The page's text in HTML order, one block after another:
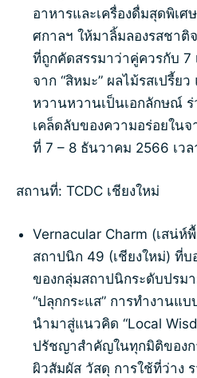
อาหารและเครื่องดื่มสุดพิเศ
ศกาลฯ ให้มาลิ้มลองรสชาติ
ที่ถูกคัดสรรมาว่าคู่ควรกับ 7
จาก “สิหมะ” ผลไม้รสเปรี้ย
หวานหวานเป็นเอกลักษณ์
เคล็ดลับของความอร่อยใน
ที่ 7 – 8 ธันวาคม 2566 เว
สถานที่: TCDC เชียงใหม่
Vernacular Charm (เสน่ห์
สถาปนิก 49 (เชียงใหม่) ที่บ
ของกลุ่มสถาปนิกระดับปรม
“ปลุกกระแส” การทำงานแ
นำมาสู่แนวคิด “Local
ปรัชญาสำคัญในทุกมิติของก
ผิวสัมผัส วัสดุ การใช้ที่ว่าง